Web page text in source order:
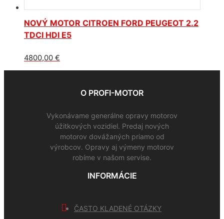
NOVÝ MOTOR CITROEN FORD PEUGEOT 2.2
TDCI HDI E5
4800,00 €
O PROFI-MOTOR
Vykonávame generálne opravy motorov
úžitkových vozidiel. Predaj nových
motorov dovážaných priamo od
výrobcov. Opravy aj výmeny motorov
robíme v našom servise.
INFORMÁCIE
ČASTO KLADENÉ OTÁZKY